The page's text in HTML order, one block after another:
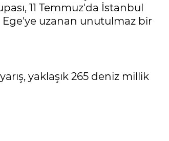
11 Temmuz'da İstanbul
uzanan unutulmaz bir
yaklaşık 265 deniz millik